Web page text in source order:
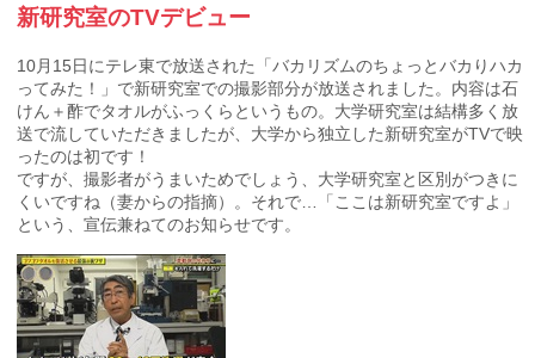
新研究室のTVデビュー
10月15日にテレ東で放送された「バカリズムのちょっとバカりハカ
ってみた！」で新研究室での撮影部分が放送されました。内容は石
けん＋酢でタオルがふっくらというもの。大学研究室は結構多く放
送で流していただきましたが、大学から独立した新研究室がTVで映
ったのは初です！
ですが、撮影者がうまいためでしょう、大学研究室と区別がつきに
くいですね（妻からの指摘）。それで…「ここは新研究室ですよ」
という、宣伝兼ねてのお知らせです。